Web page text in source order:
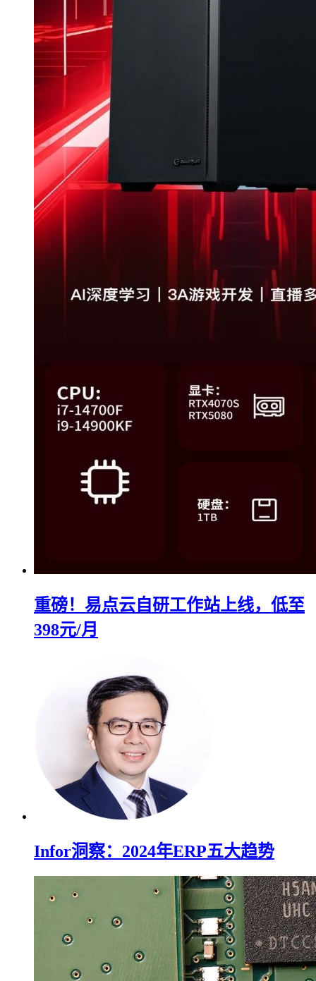
重磅！易点云自研工作站上线，低至
398元/月
Infor洞察：2024年ERP五大趋势